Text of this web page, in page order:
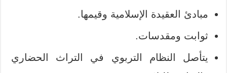
مبادئ العقيدة الإسلامية وقيمها.
ثوابت ومقدسات.
يتأصل النظام التربوي في التراث الحضاري